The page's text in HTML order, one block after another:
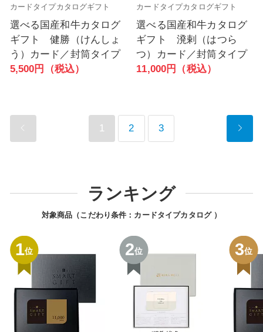
カードタイプカタログギフト
選べる国産和牛カタログ
ギフト 健勝（けんしょ
う）カード／封筒タイプ
5,500円（税込）
カードタイプカタログギフト
選べる国産和牛カタログ
ギフト 溌剌（はつら
つ）カード／封筒タイプ
11,000円（税込）
1 2 3
ランキング
対象商品（こだわり条件： カードタイプカタログ）
1位 2位 3位